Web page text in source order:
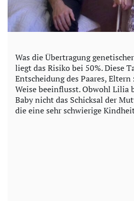
Was die Übertragung
liegt das Risiko bei 50%. Diese
Entscheidung des Paares,
Weise beeinflusst. Obwohl Lilia
Baby nicht das Schicksal der
die eine sehr schwierige